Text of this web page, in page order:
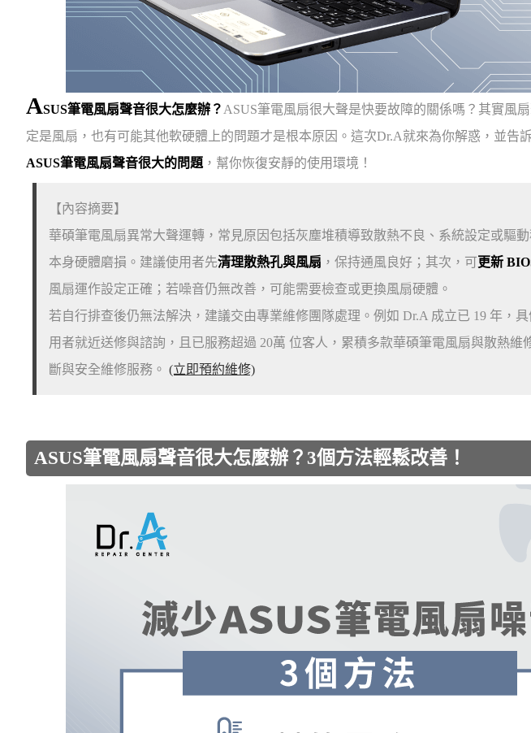
ASUS筆電風扇聲音很大怎麼辦？ ASUS筆電風扇很大聲是快要故障的關係嗎？其實風
定是風扇，也有可能其他軟硬體上的問題才是根本原因。這次Dr.A就來為你解惑，並告
ASUS筆電風扇聲音很大的問題 ，幫你恢復安靜的使用環境！
【內容摘要】
華碩筆電風扇異常大聲運轉，常見原因包括灰塵堆積導致散熱不良、系統設定或驅
本身硬體磨損。建議使用者先清理散熱孔與風扇 ，保持通風良好；其次，可更新
風扇運作設定正確；若噪音仍無改善，可能需要檢查或更換風扇硬體。
若自行排查後仍無法解決，建議交由專業維修團隊處理。例如 Dr.A 成立已 19 年，
用者就近送修與諮詢，且已服務超過 20萬 位客人，累積多款華碩筆電風扇與散熱維
斷與安全維修服務。 (立即預約維修)
ASUS筆電風扇聲音很大怎麼辦？3個方法輕鬆改善！